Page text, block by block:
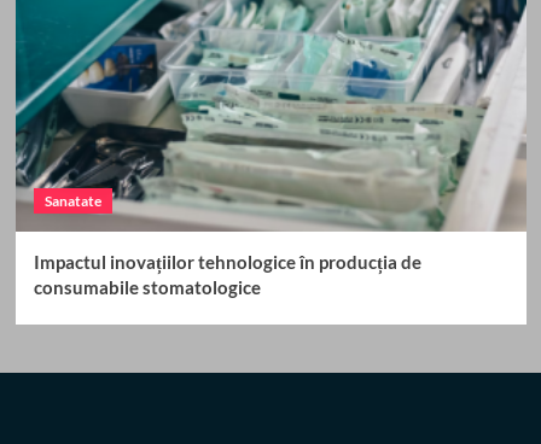
Sanatate
Impactul inovațiilor tehnologice în producția de
consumabile stomatologice